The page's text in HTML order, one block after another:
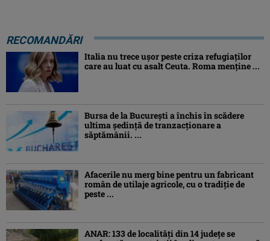
RECOMANDĂRI
Italia nu trece ușor peste criza refugiaților
care au luat cu asalt Ceuta. Roma menține ...
Bursa de la București a închis în scădere
ultima ședință de tranzacționare a
săptămânii. ...
Afacerile nu merg bine pentru un fabricant
român de utilaje agricole, cu o tradiție de
peste ...
ANAR: 133 de localități din 14 județe se